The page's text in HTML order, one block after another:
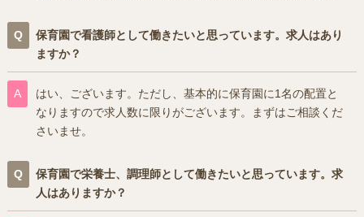
保育園で看護師として働きたいと思っています。求人はあり
ますか？
はい、ございます。ただし、基本的に保育園に1名の配置と
なりますので求人数に限りがございます。まずはご相談くだ
さいませ。
保育園で栄養士、調理師として働きたいと思っています。求
人はありますか？